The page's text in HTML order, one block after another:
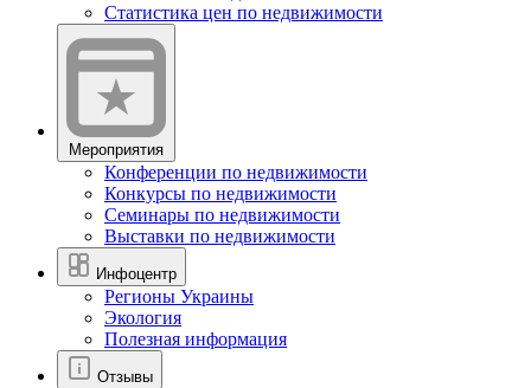
Статистика цен по недвижимости
Мероприятия
Конференции по недвижимости
Конкурсы по недвижимости
Семинары по недвижимости
Выставки по недвижимости
Инфоцентр
Регионы Украины
Экология
Полезная информация
Отзывы